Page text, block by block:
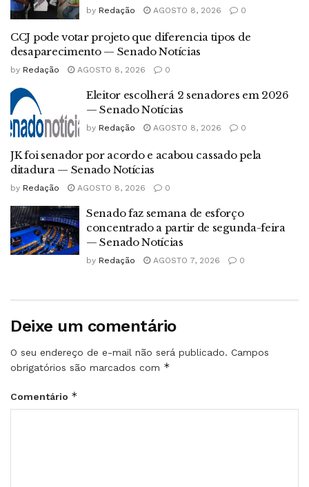
by Redação AGOSTO 8, 2026 0
CCJ pode votar projeto que diferencia tipos de
desaparecimento — Senado Notícias
by Redação AGOSTO 8, 2026 0
Eleitor escolherá 2 senadores em 2026
— Senado Notícias
by Redação AGOSTO 8, 2026 0
JK foi senador por acordo e acabou cassado pela
ditadura — Senado Notícias
by Redação AGOSTO 8, 2026 0
Senado faz semana de esforço
concentrado a partir de segunda-feira
— Senado Notícias
by Redação AGOSTO 7, 2026 0
Deixe um comentário
O seu endereço de e-mail não será publicado. Campos
obrigatórios são marcados com *
Comentário *